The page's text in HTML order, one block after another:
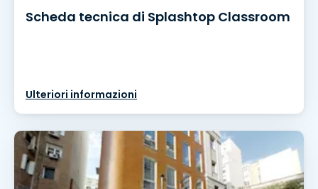
Scheda tecnica di Splashtop Classroom
Ulteriori informazioni